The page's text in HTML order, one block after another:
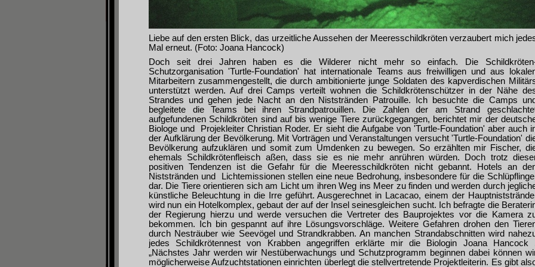
Liebe auf den ersten Blick, das urzeitliche Aussehen der Meeresschildkröten verzaubert mich
Mal erneut. (Foto: Joana Hancock)
Doch seit drei Jahren haben es die Wilderer nicht mehr so einfach. Die
Schutzorganisation 'Turtle-Foundation' hat internationale Teams aus freiwilligen und aus
Mitarbeitern zusammengestellt, die durch ambitionierte junge Soldaten des kapverdischen
unterstützt werden. Auf drei Camps verteilt wohnen die Schildkrötenschützer in der Nähe
Strandes und gehen jede Nacht an den Niststränden Patrouille. Ich besuchte die Camps und
begleitete die Teams bei ihren Strandpatrouillen. Die Zahlen der am Strand
aufgefundenen Schildkröten sind auf bis wenige Tiere zurückgegangen, berichtet mir der
Biologe und Projekleiter Christian Roder. Er sieht die Aufgabe von 'Turtle-Foundation' aber auch
der Aufklärung der Bevölkerung. Mit Vorträgen und Veranstaltungen versucht 'Turtle-Foundation'
Bevölkerung aufzuklären und somit zum Umdenken zu bewegen. So erzählten mir Fischer,
ehemals Schildkrötenfleisch aßen, dass sie es nie mehr anrühren würden. Doch trotz
positiven Tendenzen ist die Gefahr für die Meeresschildkröten nicht gebannt. Hotels an
Niststränden und Lichtemissionen stellen eine neue Bedrohung, insbesondere für die
dar. Die Tiere orientieren sich am Licht um ihren Weg ins Meer zu finden und werden durch
künstliche Beleuchtung in die Irre geführt. Ausgerechnet in Lacacao, einem der
wird nun ein Hotelkomplex, gebaut der auf der Insel seinesgleichen sucht. Ich befragte die
der Regierung hierzu und werde versuchen die Vertreter des Bauprojektes vor die Kamera
bekommen. Ich bin gespannt auf ihre Lösungsvorschläge. Weitere Gefahren drohen den
durch Nesträuber wie Seevögel und Strandkrabben. An manchen Strandabschnitten wird
jedes Schildkrötennest von Krabben angegriffen erklärte mir die Biologin Joana Hancock
„Nächstes Jahr werden wir Nestüberwachungs und Schutzprogramm beginnen dabei können
möglicherweise Aufzuchtstationen einrichten überlegt die stellvertretende Projektleiterin. Es gibt